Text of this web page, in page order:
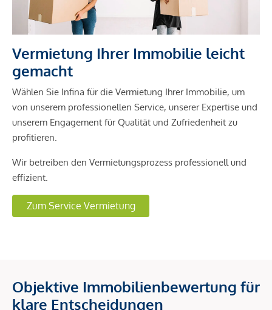
Vermietung Ihrer Immobilie leicht
gemacht
Wählen Sie Infina für die Vermietung Ihrer Immobilie, um
von unserem professionellen Service, unserer Expertise und
unserem Engagement für Qualität und Zufriedenheit zu
profitieren.
Wir betreiben den Vermietungsprozess professionell und
effizient.
Zum Service Vermietung
Objektive Immobilienbewertung für
klare Entscheidungen